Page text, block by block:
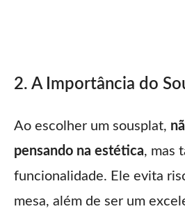
2. A Importância do
Ao escolher um sousplat,
pensando na estética, mas
funcionalidade. Ele evita
mesa, além de ser um